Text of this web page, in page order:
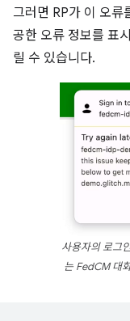
그러면 RP가 이 오
공한 오류 정보를 표
릴 수 있습니다.
사용자의 로그
는 FedCM 대